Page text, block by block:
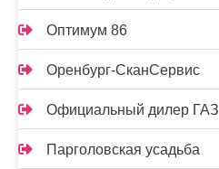
Оптимум 86
Оренбург-СканСервис
Официальный дилер ГАЗ
Парголовская усадьба